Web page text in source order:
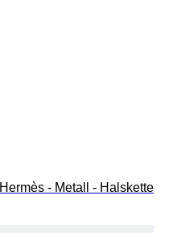
Hermès - Metall - Halskette